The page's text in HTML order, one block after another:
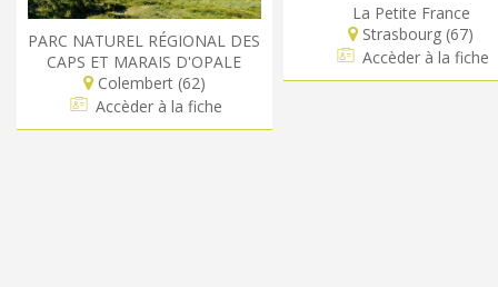
PARC NATUREL RÉGIONAL DES
CAPS ET MARAIS D'OPALE
Colembert (62)
Accèder à la fiche
La Petite France
Strasbourg (67)
Accèder à la fiche